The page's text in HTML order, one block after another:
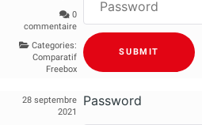
0
commentaire
Categories:
Comparatif
Freebox
28 septembre
2021
Password